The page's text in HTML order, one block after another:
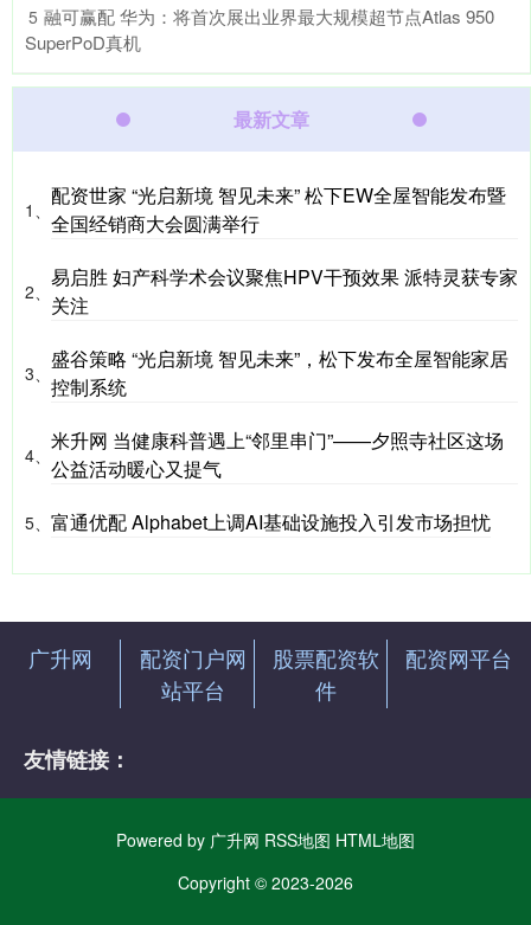
5 ​融可赢配 华为：将首次展出业界最大规模超节点Atlas 950
SuperPoD真机
最新文章
1、
配资世家 “光启新境 智见未来” 松下EW全屋智能发布暨
全国经销商大会圆满举行
2、
易启胜 ​妇产科学术会议聚焦HPV干预效果 派特灵获专家
关注
3、
盛谷策略 “光启新境 智见未来”，松下发布全屋智能家居
控制系统
4、
米升网 当健康科普遇上“邻里串门”——夕照寺社区这场
公益活动暖心又提气
5、 富通优配 Alphabet上调AI基础设施投入引发市场担忧
广升网
配资门户网
站平台
股票配资软
件
配资网平台
友情链接：
Powered by 广升网 RSS地图 HTML地图
Copyright © 2023-2026